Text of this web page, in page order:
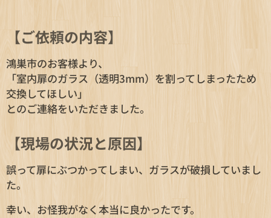
【ご依頼の内容】
鴻巣市のお客様より、
「室内扉のガラス（透明3mm）を割ってしまったため
交換してほしい」
とのご連絡をいただきました。
【現場の状況と原因】
誤って扉にぶつかってしまい、ガラスが破損していまし
た。
幸い、お怪我がなく本当に良かったです。